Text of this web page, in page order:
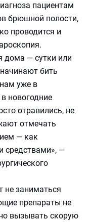
пациентам
брюшной полости,
проводится и
дома — сутки или
бить
уже в
новогодние
отравились, не
отмечать
— как
средствами», —
не заниматься
препараты не
вызывать скорую